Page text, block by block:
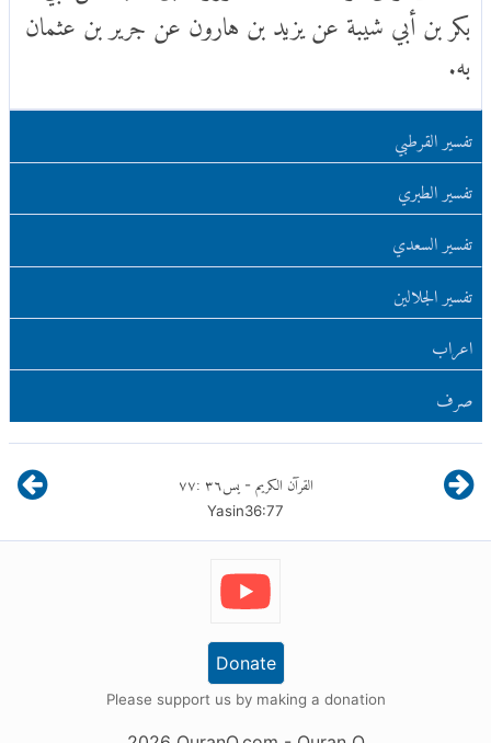
بكر بن أبي شيبة عن يزيد بن هارون عن جرير بن عثمان
به.
تفسير القرطبي
تفسير الطبري
تفسير السعدي
تفسير الجلالين
اعراب
صرف
القرآن الكريم - يس٣٦:٧٧
Yasin36:77
Donate
Please support us by making a donation